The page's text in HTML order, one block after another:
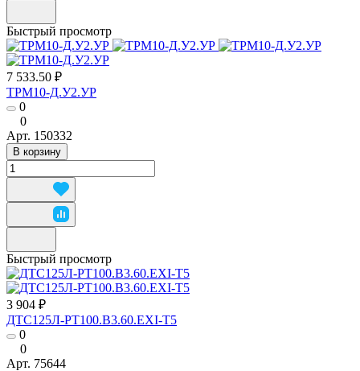
Быстрый просмотр
7 533.50 ₽
ТРМ10-Д.У2.УР
0
0
Арт. 150332
В корзину
Быстрый просмотр
3 904 ₽
ДТС125Л-РТ100.В3.60.ЕХI-Т5
0
0
Арт. 75644